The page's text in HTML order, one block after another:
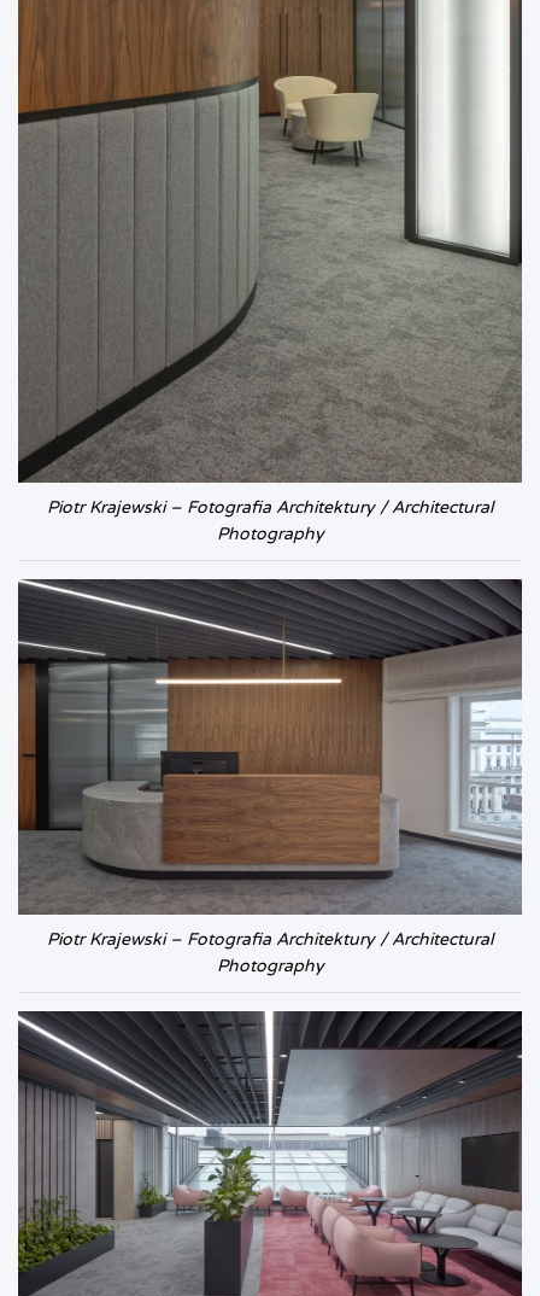
Piotr Krajewski – Fotografia Architektury / Architectural
Photography
Piotr Krajewski – Fotografia Architektury / Architectural
Photography